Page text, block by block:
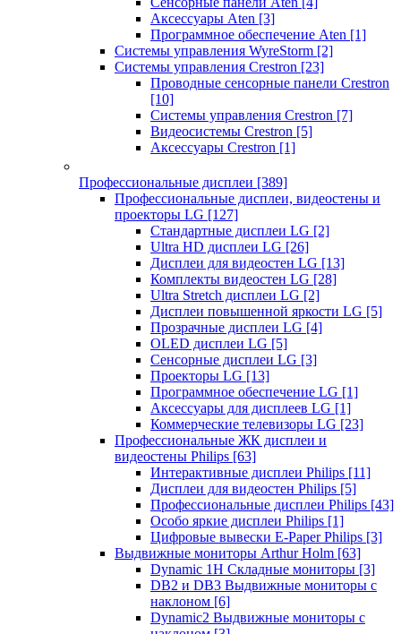
Аксессуары Aten [3]
Программное обеспечение Aten [1]
Системы управления WyreStorm [2]
Системы управления Crestron [23]
Проводные сенсорные панели Crestron
[10]
Системы управления Crestron [7]
Видеосистемы Crestron [5]
Аксессуары Crestron [1]
Профессиональные дисплеи [389]
Профессиональные дисплеи, видеостены и
проекторы LG [127]
Стандартные дисплеи LG [2]
Ultra HD дисплеи LG [26]
Дисплеи для видеостен LG [13]
Комплекты видеостен LG [28]
Ultra Stretch дисплеи LG [2]
Дисплеи повышенной яркости LG [5]
Прозрачные дисплеи LG [4]
OLED дисплеи LG [5]
Сенсорные дисплеи LG [3]
Проекторы LG [13]
Программное обеспечение LG [1]
Аксессуары для дисплеев LG [1]
Коммерческие телевизоры LG [23]
Профессиональные ЖК дисплеи и
видеостены Philips [63]
Интерактивные дисплеи Philips [11]
Дисплеи для видеостен Philips [5]
Профессиональные дисплеи Philips [43]
Особо яркие дисплеи Philips [1]
Цифровые вывески E-Paper Philips [3]
Выдвижные мониторы Arthur Holm [63]
Dynamic 1Н Складные мониторы [3]
DB2 и DB3 Выдвижные мониторы с
наклоном [6]
Dynamic2 Выдвижные мониторы с